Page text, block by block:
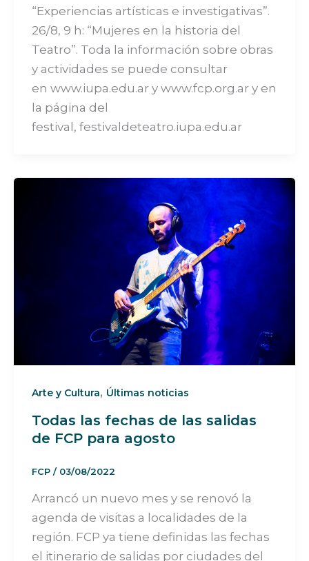
“Experiencias artísticas e investigativas”.
26/8, 9 h: “Mujeres en la historia del
Teatro”. Toda la información sobre obras
y actividades se puede consultar
en www.iupa.edu.ar y www.fcp.org.ar y en
la página del
festival, festivaldeteatro.iupa.edu.ar
Arte y Cultura, Últimas noticias
Todas las fechas de las salidas
de FCP para agosto
FCP / 03/08/2022
Arrancó un nuevo mes y se renovó la
agenda de visitas a localidades de la
región. FCP ya tiene definidas las fechas
el itinerario de salidas por ciudades del